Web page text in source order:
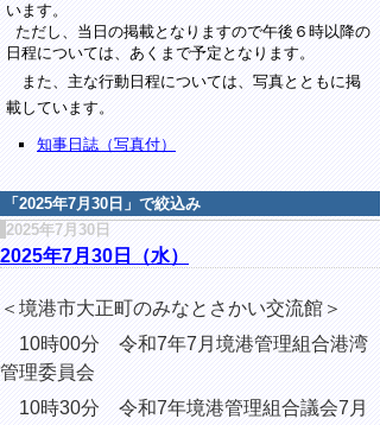
います。
ただし、当日の掲載となりますので午後６時以降の
日程については、あくまで予定となります。
また、主な行動日程については、写真とともに掲
載しています。
知事日誌（写真付）
「 2025年7月30日 」で絞込み
2025年7月30日
2025年7月30日（水）
＜境港市大正町のみなとさかい交流館＞
10時00分 令和7年7月境港管理組合港湾
管理委員会
10時30分 令和7年境港管理組合議会7月